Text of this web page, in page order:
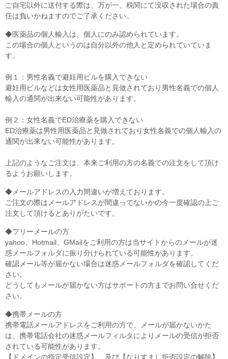
ご自宅以外に送付する際は、万が一、税関にて没収された場合の責
任は負いかねますのでご了承ください。
◆医薬品の個人輸入は、個人にのみ認められています。
この場合の個人というのは自分以外の他人と定められていていま
す。
例１：男性名義で避妊用ピルを購入できない
避妊用ピルなどは女性用医薬品と見做されており男性名義での個人
輸入の通関が出来ない可能性があります。
例２：女性名義でED治療薬を購入できない
ED治療薬は男性用医薬品と見做されており女性名義での個人輸入の
通関が出来ない可能性があります。
上記のようなご注文は、本来ご利用の方の名義での注文をして頂け
るようお願いします。
◆メールアドレスの入力間違いが増えております。
ご注文の際はメールアドレスが間違ってないかの今一度確認の上ご
注文して頂けるとありがたいです。
◆フリーメールの方
yahoo、Hotmail、GMailをご利用の方は当サイトからのメールが迷
惑メールフォルダに振り分けられている可能性があります。
確認メール等が届かない場合は迷惑メールフォルダを確認してくだ
さい。
どうしてもメールが届かない方はサポートの方までお問い合せくだ
さい。
◆携帯メールの方
携帯電話メールアドレスをご利用の方で、メールが届かないかた
は、携帯電話会社の迷惑メールフィルタによりメールの受信が拒否
されている可能性があります。
【ドメインの指定受信設定】、及び【なりすまし拒否設定の解除】